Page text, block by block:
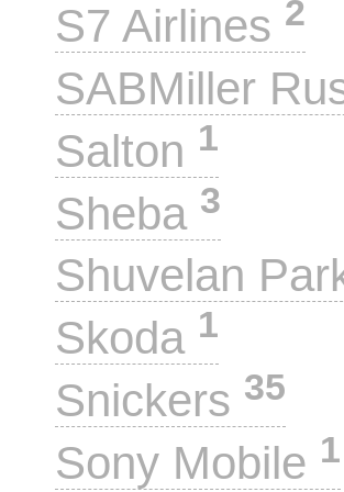
S7 Airlines 2
SABMiller
Salton 1
Sheba 3
Shuvelan
Skoda 1
Snickers 35
Sony Mobile 1